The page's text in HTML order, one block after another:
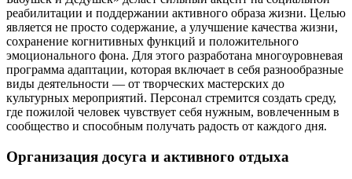
реабилитации и поддержании активного образа жизни. Целью
является не просто содержание, а улучшение качества жизни,
сохранение когнитивных функций и положительного
эмоционального фона. Для этого разработана многоуровневая
программа адаптации, которая включает в себя разнообразные
виды деятельности — от творческих мастерских до
культурных мероприятий. Персонал стремится создать среду,
где пожилой человек чувствует себя нужным, вовлеченным в
сообщество и способным получать радость от каждого дня.
Организация досуга и активного отдыха